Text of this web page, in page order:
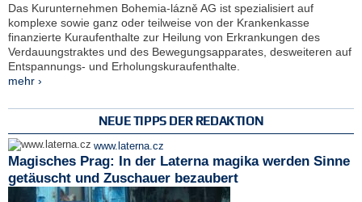
Das Kurunternehmen Bohemia-lázně AG ist spezialisiert auf
komplexe sowie ganz oder teilweise von der Krankenkasse
finanzierte Kuraufenthalte zur Heilung von Erkrankungen des
Verdauungstraktes und des Bewegungsapparates, desweiteren auf
Entspannungs- und Erholungskuraufenthalte.
mehr ›
NEUE TIPPS DER REDAKTION
www.laterna.cz
Magisches Prag: In der Laterna magika werden Sinne
getäuscht und Zuschauer bezaubert